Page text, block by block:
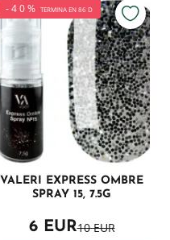
-40%TERMINA EN 86 D
VALERI EXPRESS OMBRE
SPRAY 15, 7.5G
6 EUR10 EUR